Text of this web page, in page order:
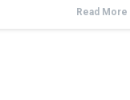
Read More